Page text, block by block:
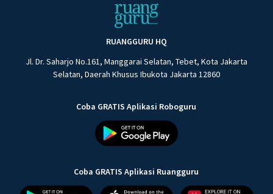
RUANGGURU HQ
Jl. Dr. Saharjo No.161, Manggarai Selatan, Tebet, Kota Jakarta
Selatan, Daerah Khusus Ibukota Jakarta 12860
Coba GRATIS Aplikasi Roboguru
Coba GRATIS Aplikasi Ruangguru